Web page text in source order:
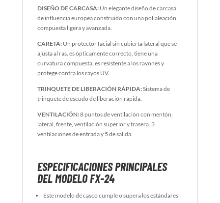
DISEÑO DE CARCASA:Un elegante diseño de carcasa
de influencia europea construido con una polialeación
compuesta ligera y avanzada.
CARETA:Un protector facial sin cubierta lateral que se
ajusta al ras, es ópticamente correcto, tiene una
curvatura compuesta, es resistente a los rayones y
protege contra los rayos UV.
TRINQUETE DE LIBERACIÓN RÁPIDA:Sistema de
trinquete de escudo de liberación rápida.
VENTILACIÓN:8 puntos de ventilación con mentón,
lateral, frente, ventilación superior y trasera. 3
ventilaciones de entrada y 5 de salida.
ESPECIFICACIONES PRINCIPALES
DEL MODELO FX-24
Este modelo de casco cumple o supera los estándares